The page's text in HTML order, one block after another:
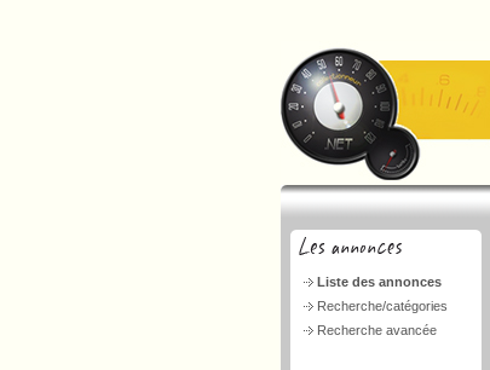
Liste des annonces
Recherche/catégories
Recherche avancée